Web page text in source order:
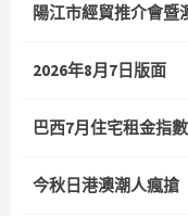
陽江市經貿推介會暨
2026年8月7日版面
巴西7月住宅租金指
今秋日港澳潮人瘋搶